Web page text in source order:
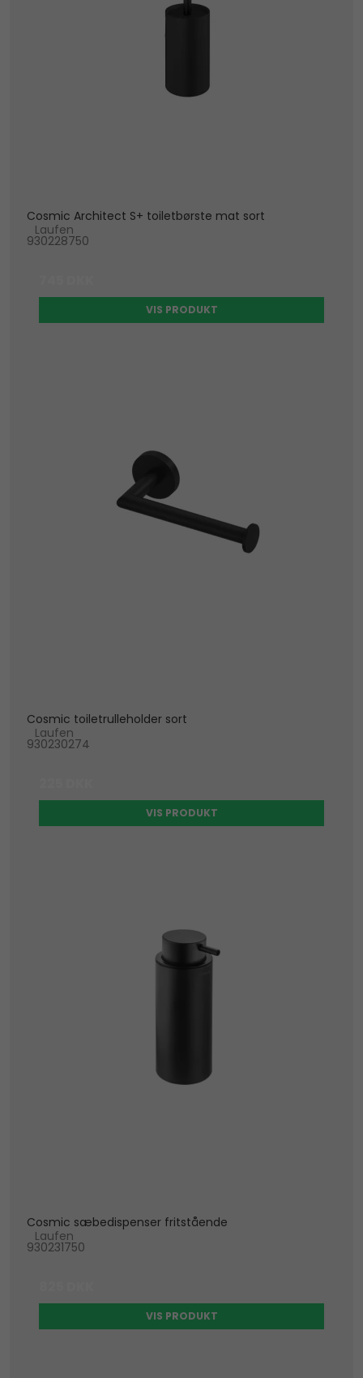
Cosmic Architect S+ toiletbørste mat sort
Laufen
930228750
VIS PRODUKT
Cosmic toiletrulleholder sort
Laufen
930230274
VIS PRODUKT
Cosmic sæbedispenser fritstående
Laufen
930231750
VIS PRODUKT